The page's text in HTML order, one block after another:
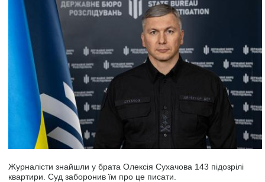
Журналісти знайшли у брата Олексія Сухачова 143 підозрілі
квартири. Суд заборонив їм про це писати.